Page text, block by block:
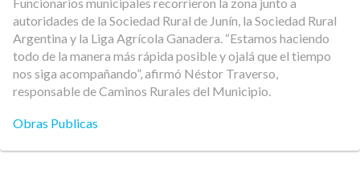
autoridades de la Sociedad Rural de Junín, la Sociedad Rural
Argentina y la Liga Agrícola Ganadera. “Estamos haciendo
todo de la manera más rápida posible y ojalá que el tiempo
nos siga acompañando”, afirmó Néstor Traverso,
responsable de Caminos Rurales del Municipio.
Obras Publicas